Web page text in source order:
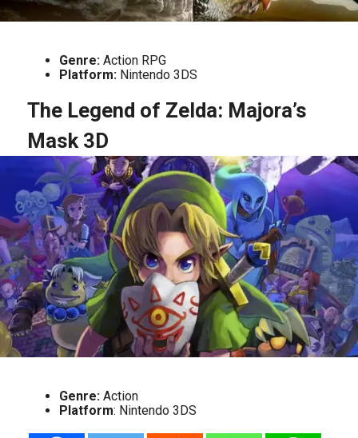
Genre:Action RPG
Platform:Nintendo 3DS
The Legend of Zelda: Majora’s
Mask 3D
Genre:Action
Platform: Nintendo 3DS